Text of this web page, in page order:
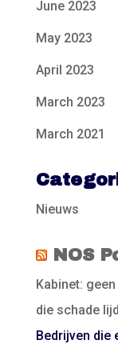
June 2023
May 2023
April 2023
March 2023
March 2021
Nieuws
NOS
Kabinet:
die schade
Bedrijven die